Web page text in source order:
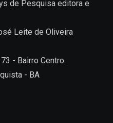
de Pesquisa editora e
Leite de Oliveira
- Bairro Centro.
- BA